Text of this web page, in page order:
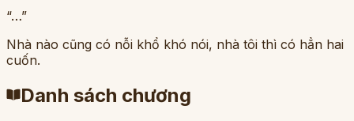
“…”
Nhà nào cũng có nỗi khổ khó nói, nhà tôi thì có hẳn hai
cuốn.
Danh sách chương